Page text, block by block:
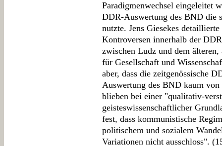
Paradigmenwechsel eingeleitet
DDR-Auswertung des BND die
nutzte. Jens Giesekes
Kontroversen innerhalb der
zwischen Ludz und dem
für Gesellschaft und
aber, dass die zeitgenössische
Auswertung des BND kaum
blieben bei einer "qualitativ-
geisteswissenschaftlicher
fest, dass kommunistische
politischem und sozialem
Variationen nicht ausschloss".